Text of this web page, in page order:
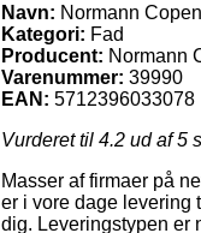
Navn: Normann
Kategori: Fad
Producent: Normann
Varenummer: 39990
EAN: 5712396033078
Vurderet til 4.2 ud af 5
Masser af firmaer på
er i vore dage levering
dig. Leveringstypen er